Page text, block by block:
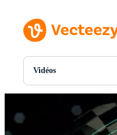
Vidéos
Toutes Images